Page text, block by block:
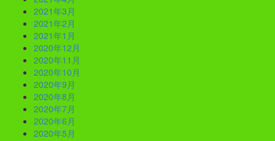
2021年3月
2021年2月
2021年1月
2020年12月
2020年11月
2020年10月
2020年9月
2020年8月
2020年7月
2020年6月
2020年5月